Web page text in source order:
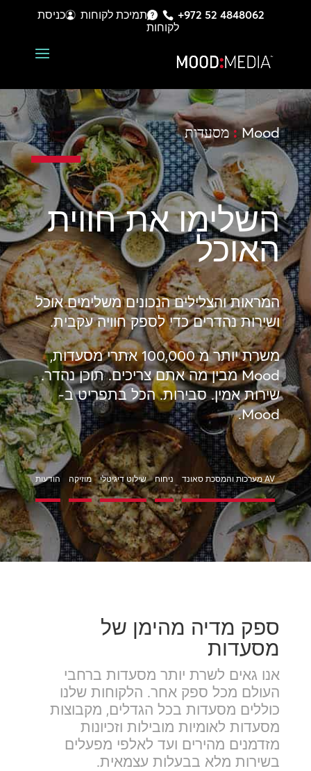
+972 52 4848062 תמיכת לקוחות
כניסת
לקוחות
Mood
: מסעדות
השלימו את חווית
האוכל
המראות והצלילים הנכונים משלימים אוכל
ושירות נהדרים כדי לספק חוויה עקבית.
משרת יותר מ 100,000 אתרי מסעדות,
Mood מבין מה אתם צריכים. תוכן נהדר.
שירות אמין. סבירות. הכל בתפריט ב-
Mood.
הודעות מוזיקה שילוט דיגיטלי ניחוח AV מערכות והמסכת סאונד
ספק מדיה מהימן של
מסעדות
אנו גאים לשרת יותר מסעדות ברחבי
העולם מכל ספק אחר. הלקוחות שלנו
כוללים מסעדות בכל הגדלים, מקבוצות
מסעדות לאומיות מובילות וזכיונות
מזדמנים מהירים ועד לאלפי מפעלים
בשירות מלא בבעלות עצמאית.